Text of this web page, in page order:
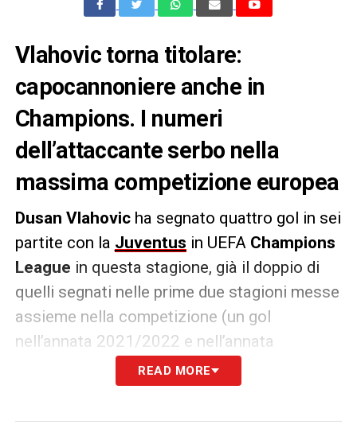
Vlahovic torna titolare:
capocannoniere anche in
Champions. I numeri
dell’attaccante serbo nella
massima competizione europea
Dusan Vlahovicha segnato quattro gol in sei
partite con la Juventus in UEFAChampions
League in questa stagione, già il doppio di
quelli segnati nelle prime due stagioni messe
assieme nella competizione (un gol
nell’annata 2021/2022 e nell’annata
2022/2023). Il serbo ha aperto le marcature
nella partita casalinga più recente nel torneo,
READ MORE